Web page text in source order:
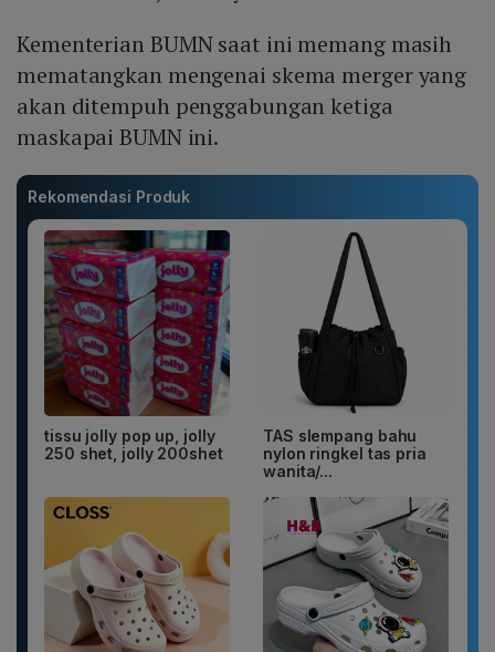
Kementerian BUMN saat ini memang masih
mematangkan mengenai skema merger yang
akan ditempuh penggabungan ketiga
maskapai BUMN ini.
Rekomendasi Produk
tissu jolly pop up, jolly
250 shet, jolly 200shet
TAS slempang bahu
nylon ringkel tas pria
wanita/...